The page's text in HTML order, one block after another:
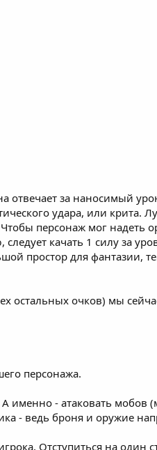
за наносимый
удара, или крита.
персонаж мог надеть
качать 1 силу за
простор для фантазии,
остальных очков) мы
персонажа.
именно - атаковать
- ведь броня и оружие
Отступиться на один